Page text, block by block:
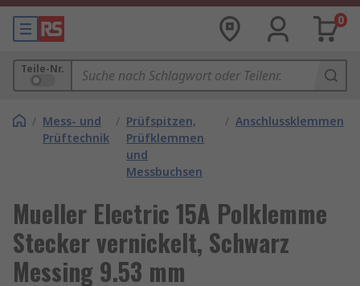
0
Teile-Nr.
/ Mess- und
Prüftechnik
/ Prüfspitzen,
Prüfklemmen
und
Messbuchsen
/ Anschlussklemmen
Mueller Electric 15A Polklemme
Stecker vernickelt, Schwarz
Messing 9.53 mm